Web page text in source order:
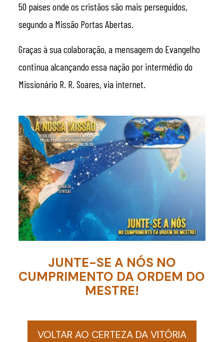
50 países onde os cristãos são mais perseguidos,
segundo a Missão Portas Abertas.
Graças à sua colaboração, a mensagem do Evangelho
continua alcançando essa nação por intermédio do
Missionário R. R. Soares, via internet.
JUNTE-SE A NÓS NO
CUMPRIMENTO DA ORDEM DO
MESTRE!
VOLTAR AO CERTEZA DA VITÓRIA